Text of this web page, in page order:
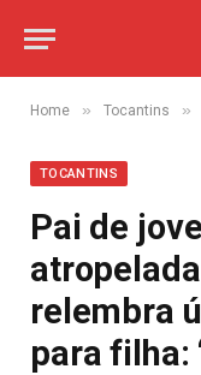
Home » Tocantins »
TOCANTINS
Pai de
relembra
para filha: